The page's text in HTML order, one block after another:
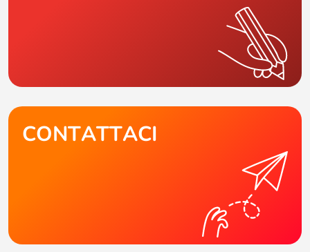
CONTATTACI